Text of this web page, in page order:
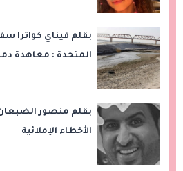
بقلم فيناي كواترا
المتحدة : معاهدة
بقلم منصور
الأخطاء الإملائية